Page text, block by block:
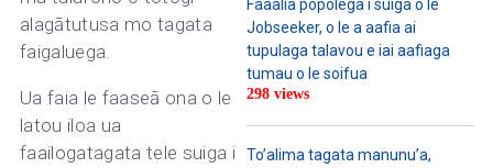
alagātutusa mo tagata
faigaluega.
Ua faia le faaseā ona o le
latou iloa ua
faailogatagata tele suiga i
Faaalia popolega i suiga o le
Jobseeker, o le a aafia ai
tupulaga talavou e iai aafiaga
tumau o le soifua
298 views
To’alima tagata manunu’a,